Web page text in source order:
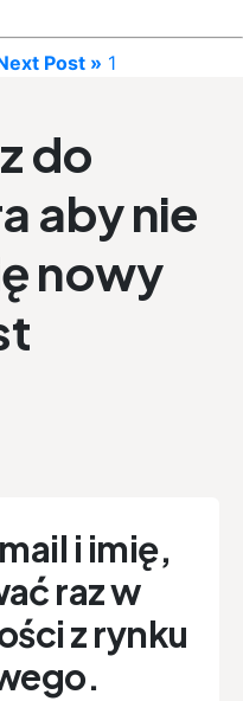
Post » 1
do
aby nie
nowy
i imię,
raz w
z rynku